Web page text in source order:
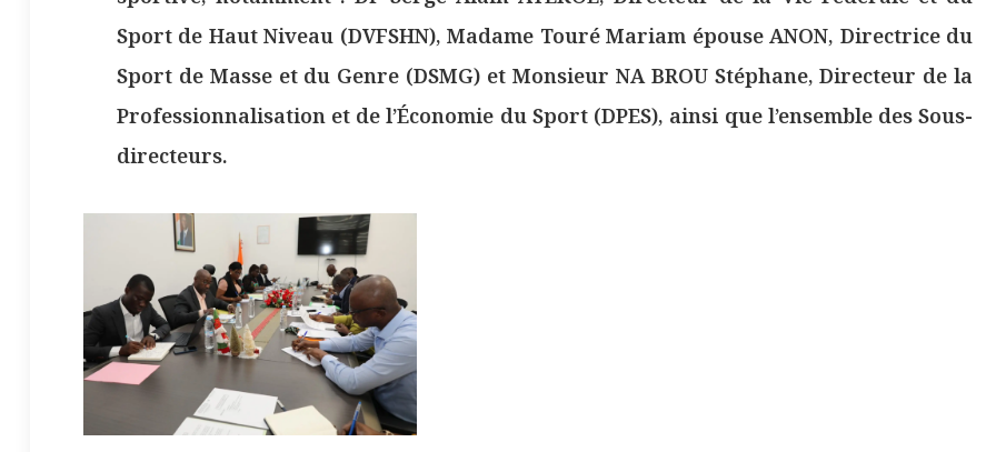
Sport de Haut Niveau (DVFSHN), Madame Touré Mariam épouse ANON, Directrice du
Sport de Masse et du Genre (DSMG) et Monsieur NA BROU Stéphane, Directeur de la
Professionnalisation et de l’Économie du Sport (DPES), ainsi que l’ensemble des Sous-
directeurs.